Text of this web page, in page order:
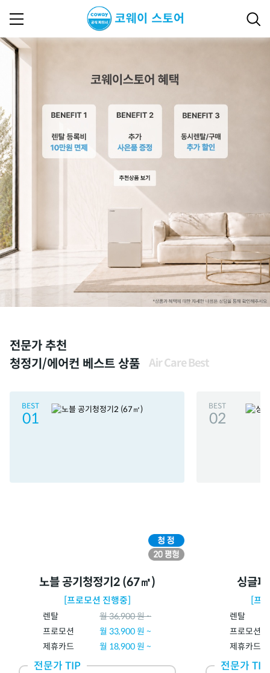
전문가 추천
청정기/에어컨 베스트 상품
Air Care Best
BEST
01
노블 공기청정기2 (67㎡)
[프로모션 진행중]
렌탈 월36,900원 ~
프로모션
월33,900원 ~
제휴카드
월 18,900원 ~
전문가 TIP
BEST
02
싱글
[프
렌탈
프로모션
제휴카드
전문가 TIP